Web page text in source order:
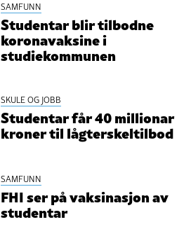
SAMFUNN
Studentar blir tilbodne
koronavaksine i
studiekommunen
SKULE OG JOBB
Studentar får 40 millionar
kroner til lågterskeltilbod
SAMFUNN
FHI ser på vaksinasjon av
studentar